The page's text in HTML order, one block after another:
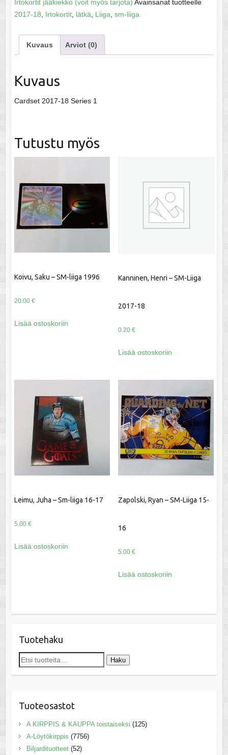
18
määrä
Irtokortit jääkiekko (voit myös tarjota) Avainsanat tuotteelle
2017-18, Irtokortit, lätkä, Liiga, sm-liiga
Kuvaus Arviot (0)
Kuvaus
Cardset 2017-18 Series 1
Tutustu myös
Koivu, Saku – SM-liiga 1996
20.00 €
Lisää ostoskoriin
Kanninen, Henri – SM-Liiga
2017-18
0.20 €
Lisää ostoskoriin
Leimu, Juha – Sm-liiga 16-17
5.00 €
Lisää ostoskoriin
Zapolski, Ryan – SM-Liiga 15-
16
5.00 €
Lisää ostoskoriin
Tuotehaku
Etsi: Haku
Tuoteosastot
A KIRPPIS & KAUPPA toistaiseksi (125)
A-Löytökirppis (7756)
Biljardituotteet (52)